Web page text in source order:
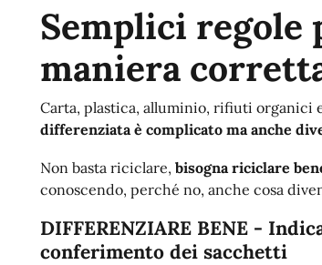
Semplici
maniera
Carta, plastica, alluminio, rifiuti
differenziata è complicato ma anche
Non basta riciclare,bisogna riciclare
conoscendo, perché no, anche cosa
DIFFERENZIARE BENE -
conferimento dei sacchetti